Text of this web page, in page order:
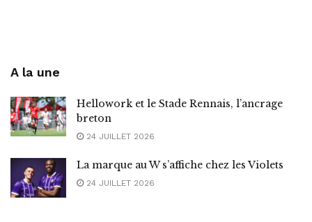
A la une
Hellowork et le Stade Rennais, l’ancrage
breton
24 JUILLET 2026
La marque au W s’affiche chez les Violets
24 JUILLET 2026